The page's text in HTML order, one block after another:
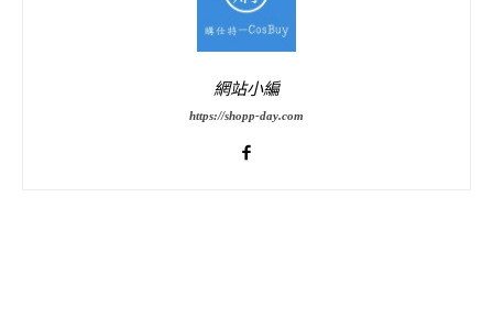
網站小編
https://shopp-day.com